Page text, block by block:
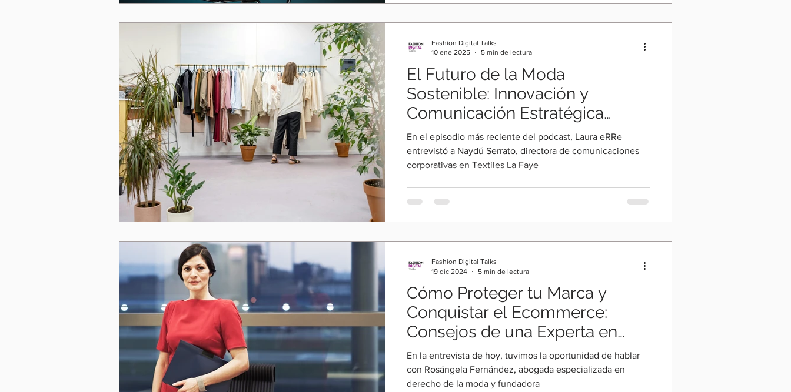
El Futuro de la Moda
Sostenible: Innovación y
Comunicación Estratégica
con Naydú Serrato
En el episodio más reciente del podcast, Laura eRRe
entrevistó a Naydú Serrato, directora de comunicaciones
corporativas en Textiles La Faye
Fashion Digital Talks
10 ene 2025
5 min de lectura
Cómo Proteger tu Marca y
Conquistar el Ecommerce:
Consejos de una Experta en
Fashion Law
En la entrevista de hoy, tuvimos la oportunidad de hablar
con Rosángela Fernández, abogada especializada en
derecho de la moda y fundadora
Fashion Digital Talks
19 dic 2024
5 min de lectura